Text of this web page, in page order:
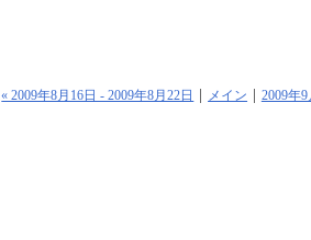
« 2009年8月16日 - 2009年8月22日 メイン 2009年